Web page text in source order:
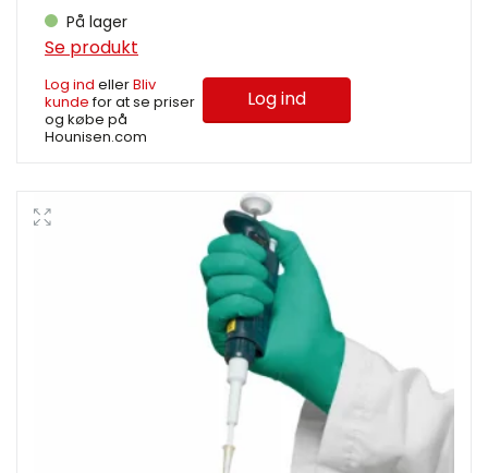
På lager
Se produkt
Log ind ellerBliv
kundefor at se priser
og købe på
Hounisen.com
Log ind